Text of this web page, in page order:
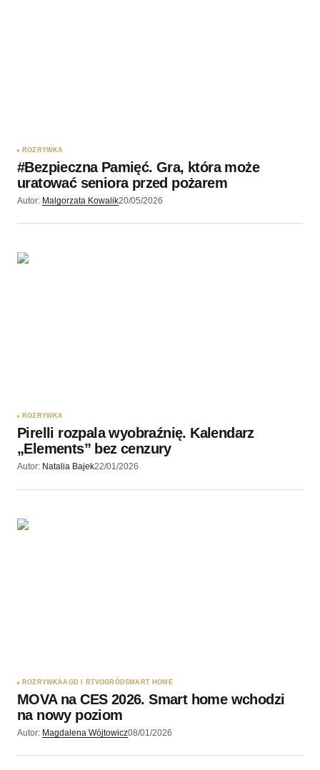
Wyślij komentarz
ROZRYWKA
#Bezpieczna Pamięć. Gra, która może
uratować seniora przed pożarem
Autor: Malgorzata Kowalik20/05/2026
ROZRYWKA
Pirelli rozpala wyobraźnię. Kalendarz
„Elements” bez cenzury
Autor: Natalia Bajek22/01/2026
ROZRYWKAAGD I RTVOGRÓDSMART HOME
MOVA na CES 2026. Smart home wchodzi
na nowy poziom
Autor: Magdalena Wójtowicz08/01/2026